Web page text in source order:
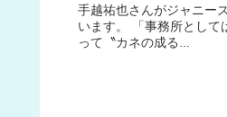
手越祐也さんがジャニー
います。 「事務所として
って〝カネの成る...